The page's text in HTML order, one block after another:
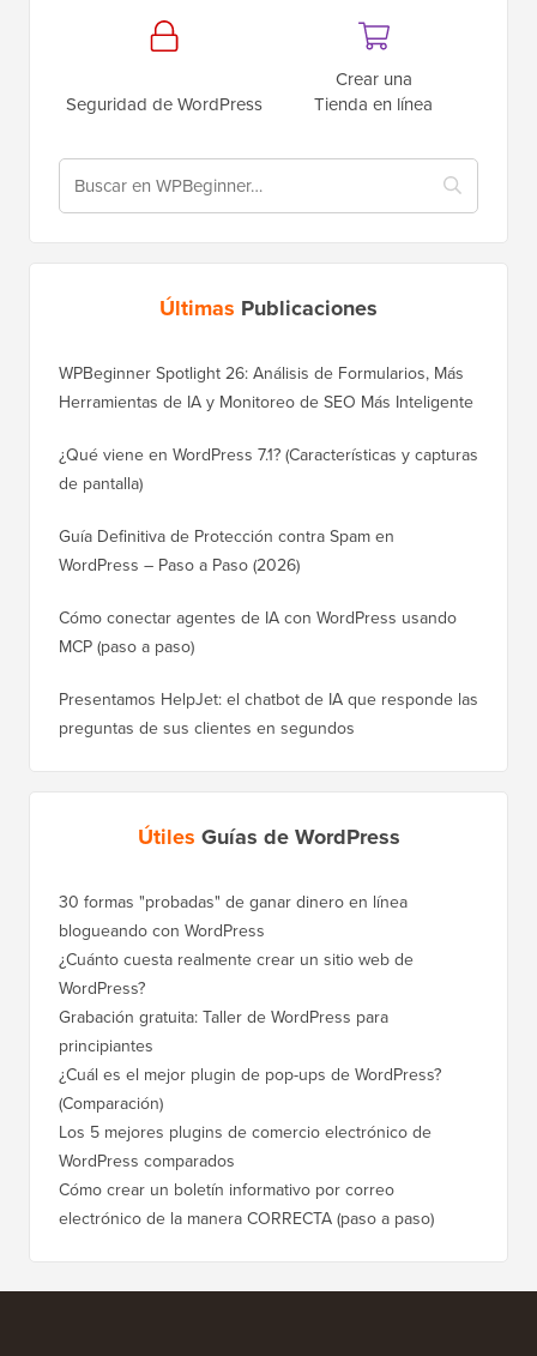
Seguridad de WordPress
Crear una
Tienda en línea
Últimas Publicaciones
WPBeginner Spotlight 26: Análisis de Formularios, Más
Herramientas de IA y Monitoreo de SEO Más Inteligente
¿Qué viene en WordPress 7.1? (Características y capturas
de pantalla)
Guía Definitiva de Protección contra Spam en
WordPress – Paso a Paso (2026)
Cómo conectar agentes de IA con WordPress usando
MCP (paso a paso)
Presentamos HelpJet: el chatbot de IA que responde las
preguntas de sus clientes en segundos
Útiles Guías de WordPress
30 formas "probadas" de ganar dinero en línea
blogueando con WordPress
¿Cuánto cuesta realmente crear un sitio web de
WordPress?
Grabación gratuita: Taller de WordPress para
principiantes
¿Cuál es el mejor plugin de pop-ups de WordPress?
(Comparación)
Los 5 mejores plugins de comercio electrónico de
WordPress comparados
Cómo crear un boletín informativo por correo
electrónico de la manera CORRECTA (paso a paso)